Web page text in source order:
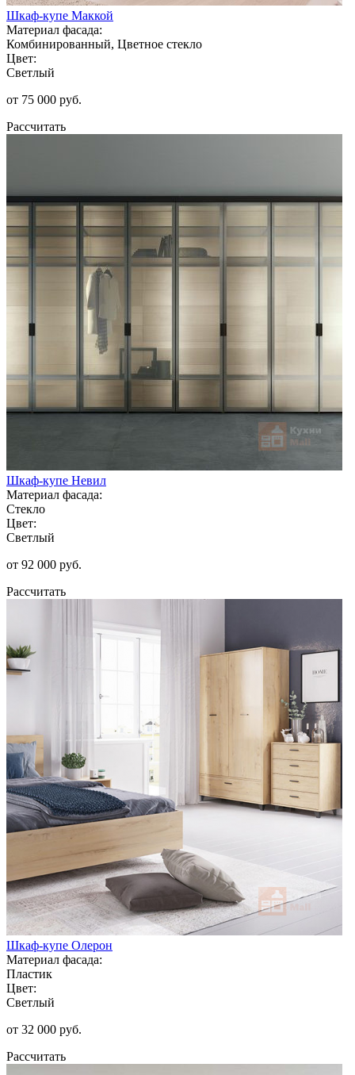
Шкаф-купе Маккой
Материал фасада:
Комбинированный, Цветное стекло
Цвет:
Светлый
от 75 000 руб.
Рассчитать
Шкаф-купе Невил
Материал фасада:
Стекло
Цвет:
Светлый
от 92 000 руб.
Рассчитать
Шкаф-купе Олерон
Материал фасада:
Пластик
Цвет:
Светлый
от 32 000 руб.
Рассчитать